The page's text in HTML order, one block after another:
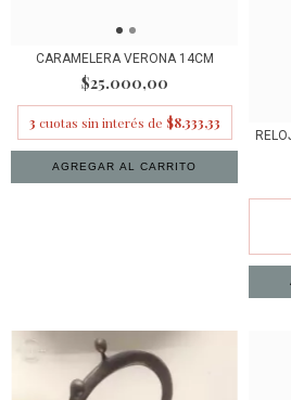
CARAMELERA VERONA 14CM
$25.000,00
3 cuotas sin interés de $8.333,33